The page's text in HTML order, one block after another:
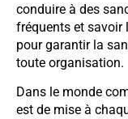
conduire à des
fréquents et savoir
pour garantir la
toute organisation.
Dans le monde
est de mise à